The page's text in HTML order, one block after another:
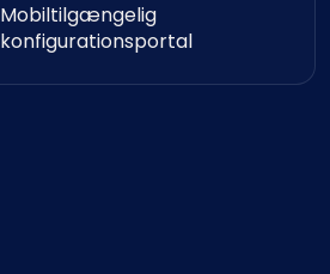
Mobiltilgængelig
konfigurationsportal